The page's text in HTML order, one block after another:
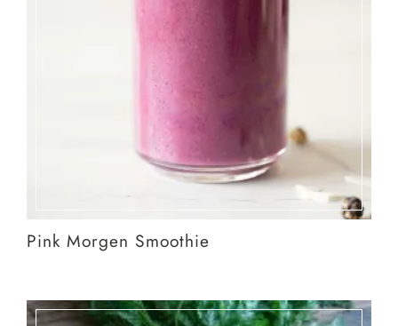
Pink Morgen Smoothie